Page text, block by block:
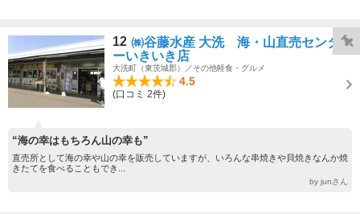
12 ㈱谷藤水産 大洗 海・山直売センタ
ーいきいき店
大洗町（東茨城郡）／その他軽食・グルメ
4.5
(口コミ 2件)
“海の幸はもちろん山の幸も”
直売所として海の幸や山の幸を販売していますが、いろんな串焼きや貝焼きなんか焼
きたてを食べることもでき...
by junさん